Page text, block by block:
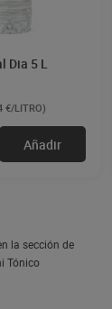
Dia 5 L
€/LITRO)
Añadir
la sección de
Tónico